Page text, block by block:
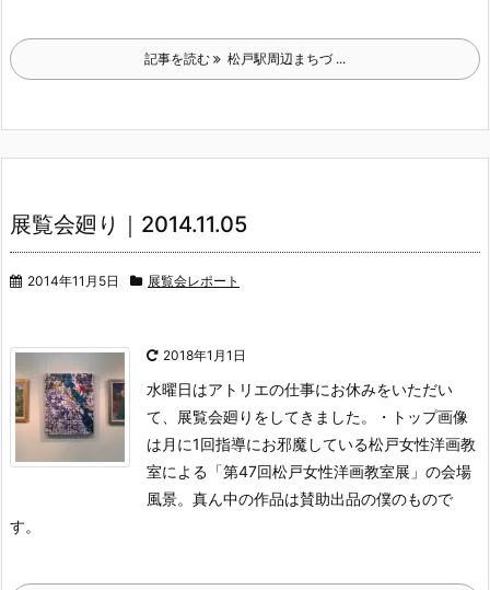
記事を読む 松戸駅周辺まちづ ...
展覧会廻り｜2014.11.05
2014年11月5日 展覧会レポート
2018年1月1日
水曜日はアトリエの仕事にお休みをいただい
て、展覧会廻りをしてきました。
・トップ画像
は月に1回指導にお邪魔している松戸女性洋画教
室による「第47回松戸女性洋画教室展」の会場
風景。真ん中の作品は賛助出品の僕のもので
す。